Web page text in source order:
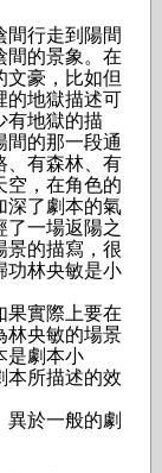
間行走到陽間
間的景象。在
文豪，比如但
的地獄描述可
有地獄的描
間的那一段通
、有森林、有
空，在角色的
深了劇本的氣
了一場返陽之
景的描寫，很
功林央敏是小
果實際上要在
林央敏的場景
是劇本小
本所描述的效
異於一般的劇